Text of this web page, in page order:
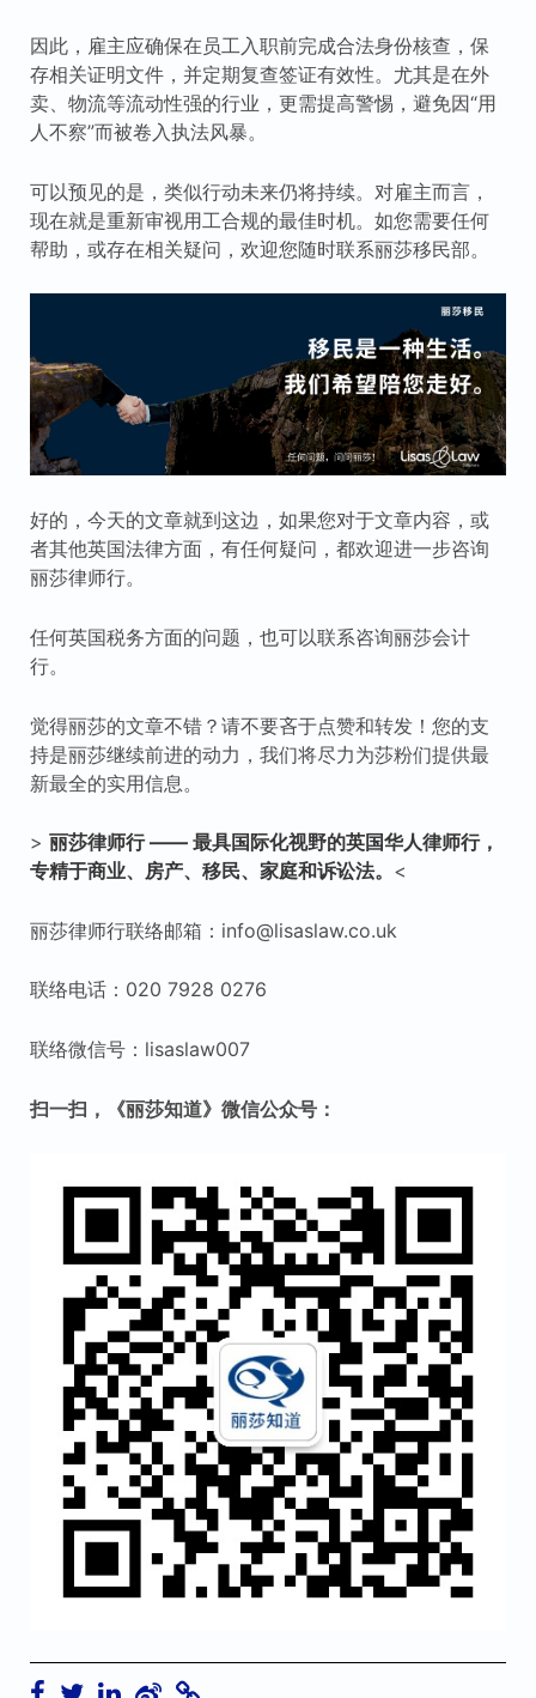
因此，雇主应确保在员工入职前完成合法身份核查，保
存相关证明文件，并定期复查签证有效性。尤其是在外
卖、物流等流动性强的行业，更需提高警惕，避免因“用
人不察”而被卷入执法风暴。
可以预见的是，类似行动未来仍将持续。对雇主而言，
现在就是重新审视用工合规的最佳时机。如您需要任何
帮助，或存在相关疑问，欢迎您随时联系丽莎移民部。
好的，今天的文章就到这边，如果您对于文章内容，或
者其他英国法律方面，有任何疑问，都欢迎进一步咨询
丽莎律师行。
任何英国税务方面的问题，也可以联系咨询丽莎会计
行。
觉得丽莎的文章不错？请不要吝于点赞和转发！您的支
持是丽莎继续前进的动力，我们将尽力为莎粉们提供最
新最全的实用信息。
> 丽莎律师行—— 最具国际化视野的英国华人律师行，
专精于商业、房产、移民、家庭和诉讼法。 <
丽莎律师行联络邮箱：info@lisaslaw.co.uk
联络电话：020 7928 0276
联络微信号：lisaslaw007
扫一扫，《丽莎知道》微信公众号：